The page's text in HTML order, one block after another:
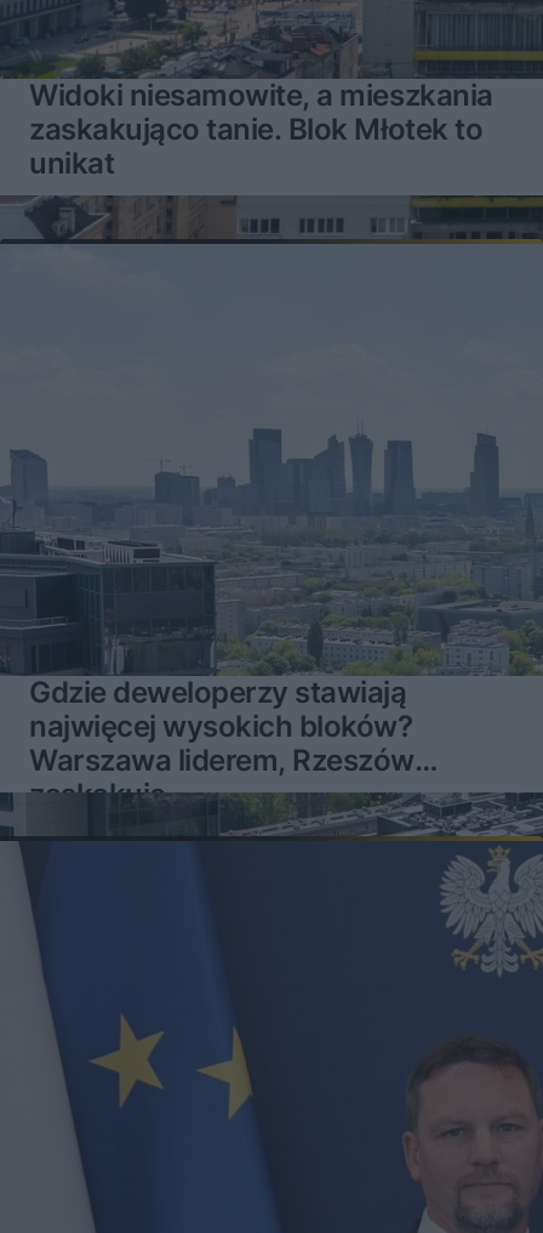
Widoki niesamowite, a mieszkania
zaskakująco tanie. Blok Młotek to
unikat
Gdzie deweloperzy stawiają
najwięcej wysokich bloków?
Warszawa liderem, Rzeszów
zaskakuje